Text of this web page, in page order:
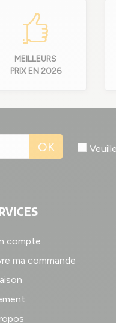
MEILLEURS
PRIX EN 2026
OK
compte
ma commande